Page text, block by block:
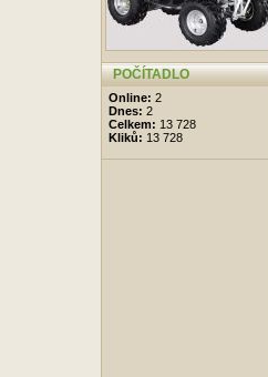
POČÍTADLO
Online: 2
Dnes: 2
Celkem: 13 728
Kliků: 13 728